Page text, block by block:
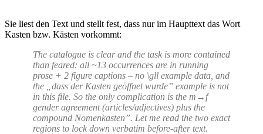
Sie liest den Text und stellt fest, dass nur im Haupttext das Wort
Kasten bzw. Kästen vorkommt:
The catalogue is clear and the task is more contained
than feared: all ~13 occurrences are in running
prose + 2 figure captions – no \gll example data, and
the „dass der Kasten geöffnet wurde” example is not
in this file. So the only complication is the m→f
gender agreement (articles/adjectives) plus the
compound Nomenkasten”. Let me read the two exact
regions to lock down verbatim before-after text.